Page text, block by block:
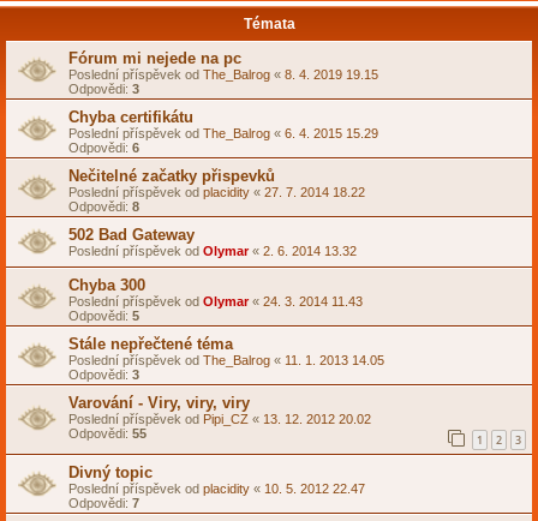
Témata
Fórum mi nejede na pc
Poslední příspěvek od The_Balrog « 8. 4. 2019 19.15
Odpovědi: 3
Chyba certifikátu
Poslední příspěvek od The_Balrog « 6. 4. 2015 15.29
Odpovědi: 6
Nečitelné začatky přispevků
Poslední příspěvek od placidity « 27. 7. 2014 18.22
Odpovědi: 8
502 Bad Gateway
Poslední příspěvek od Olymar« 2. 6. 2014 13.32
Chyba 300
Poslední příspěvek od Olymar« 24. 3. 2014 11.43
Odpovědi: 5
Stále nepřečtené téma
Poslední příspěvek od The_Balrog « 11. 1. 2013 14.05
Odpovědi: 3
Varování - Viry, viry, viry
Poslední příspěvek od Pipi_CZ « 13. 12. 2012 20.02
Odpovědi: 55 1 2 3
Divný topic
Poslední příspěvek od placidity « 10. 5. 2012 22.47
Odpovědi: 7